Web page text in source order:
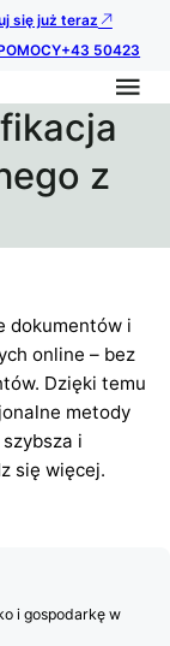
się już teraz
+43 50423
z
dokumentów i
online – bez
Dzięki temu
metody
i
się więcej.
i gospodarkę w